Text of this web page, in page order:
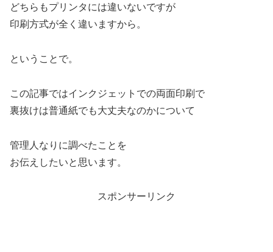
どちらもプリンタには違いないですが
印刷方式が全く違いますから。
ということで。
この記事ではインクジェットでの両面印刷で
裏抜けは普通紙でも大丈夫なのかについて
管理人なりに調べたことを
お伝えしたいと思います。
スポンサーリンク